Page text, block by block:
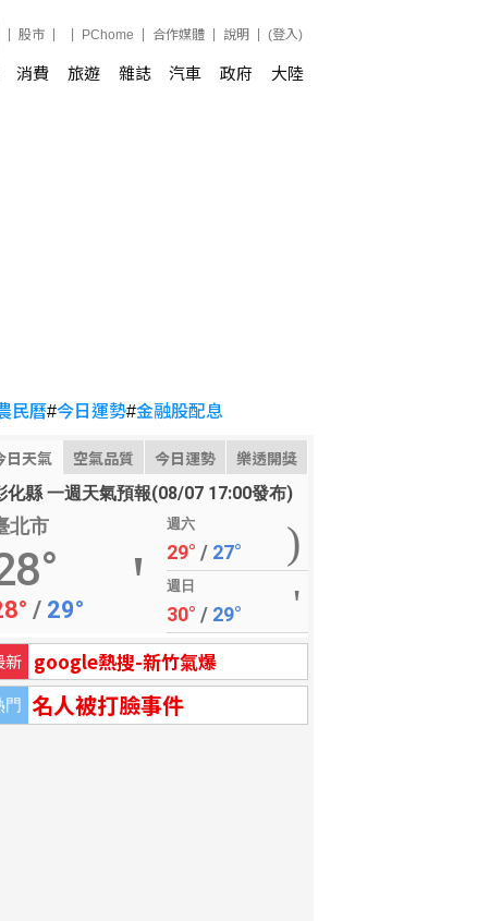
股市 PChome 合作媒體 說明 (登入)
消費 旅遊 雜誌 汽車 政府 大陸
民曆#今日運勢#金融股配息
日天氣 空氣品質 今日運勢 樂透開獎
化縣 一週天氣預報(08/07 17:00發布)
北市
/ 29°
週六
29° / 27°
週日
30° / 29°
新 google熱搜-新竹氣爆
門 名人被打臉事件